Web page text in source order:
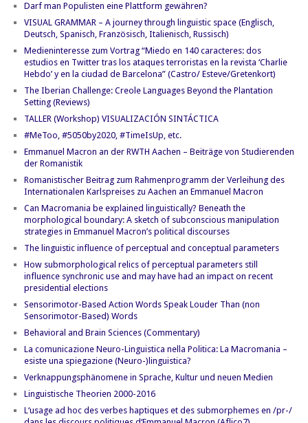
Darf man Populisten eine Plattform gewähren?
VISUAL GRAMMAR – A journey through linguistic space (Englisch,
Deutsch, Spanisch, Französisch, Italienisch, Russisch)
Medieninteresse zum Vortrag “Miedo en 140 caracteres: dos
estudios en Twitter tras los ataques terroristas en la revista ‘Charlie
Hebdo’ y en la ciudad de Barcelona” (Castro/ Esteve/Gretenkort)
The Iberian Challenge: Creole Languages Beyond the Plantation
Setting (Reviews)
TALLER (Workshop) VISUALIZACIÓN SINTÁCTICA
#MeToo, #5050by2020, #TimeIsUp, etc.
Emmanuel Macron an der RWTH Aachen – Beiträge von Studierenden
der Romanistik
Romanistischer Beitrag zum Rahmenprogramm der Verleihung des
Internationalen Karlspreises zu Aachen an Emmanuel Macron
Can Macromania be explained linguistically? Beneath the
morphological boundary: A sketch of subconscious manipulation
strategies in Emmanuel Macron’s political discourses
The linguistic influence of perceptual and conceptual parameters
How submorphological relics of perceptual parameters still
influence synchronic use and may have had an impact on recent
presidential elections
Sensorimotor-Based Action Words Speak Louder Than (non
Sensorimotor-Based) Words
Behavioral and Brain Sciences (Commentary)
La comunicazione Neuro-Linguistica nella Politica: La Macromania –
esiste una spiegazione (Neuro-)linguistica?
Verknappungsphänomene in Sprache, Kultur und neuen Medien
Linguistische Theorien 2000-2016
L‘usage ad hoc des verbes haptiques et des submorphemes en /pr-/